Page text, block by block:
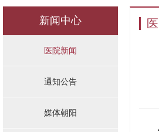
新闻中心
医院新闻
通知公告
媒体朝阳
4